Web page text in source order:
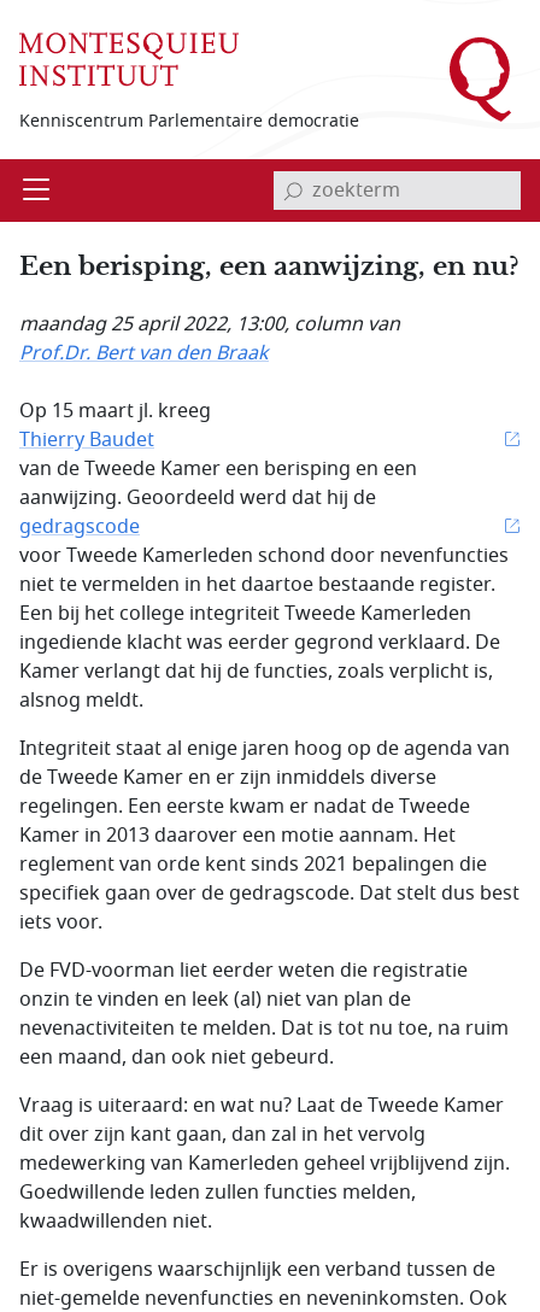
Kenniscentrum Parlementaire democratie
Open invoerveld zoekterm
Een berisping, een aanwijzing, en nu?
maandag 25 april 2022, 13:00, column van
Prof.Dr. Bert van den Braak
Op 15 maart jl. kreeg
Thierry Baudet
van de Tweede Kamer een berisping en een
aanwijzing. Geoordeeld werd dat hij de
gedragscode
voor Tweede Kamerleden schond door nevenfuncties
niet te vermelden in het daartoe bestaande register.
Een bij het college integriteit Tweede Kamerleden
ingediende klacht was eerder gegrond verklaard. De
Kamer verlangt dat hij de functies, zoals verplicht is,
alsnog meldt.
Integriteit staat al enige jaren hoog op de agenda van
de Tweede Kamer en er zijn inmiddels diverse
regelingen. Een eerste kwam er nadat de Tweede
Kamer in 2013 daarover een motie aannam. Het
reglement van orde kent sinds 2021 bepalingen die
specifiek gaan over de gedragscode. Dat stelt dus best
iets voor.
De FVD-voorman liet eerder weten die registratie
onzin te vinden en leek (al) niet van plan de
nevenactiviteiten te melden. Dat is tot nu toe, na ruim
een maand, dan ook niet gebeurd.
Vraag is uiteraard: en wat nu? Laat de Tweede Kamer
dit over zijn kant gaan, dan zal in het vervolg
medewerking van Kamerleden geheel vrijblijvend zijn.
Goedwillende leden zullen functies melden,
kwaadwillenden niet.
Er is overigens waarschijnlijk een verband tussen de
niet-gemelde nevenfuncties en neveninkomsten. Ook